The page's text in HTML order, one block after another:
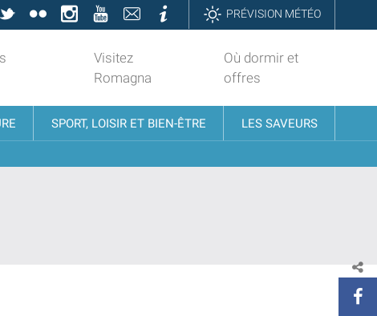
TwitterFlickrInstagramYouTubeContattiInformazioniPRÉVISION MÉTÉO
Visitez
Romagna
Où dormir et
offres
SPORT, LOISIR ET BIEN-ÊTRE LES SAVEURS